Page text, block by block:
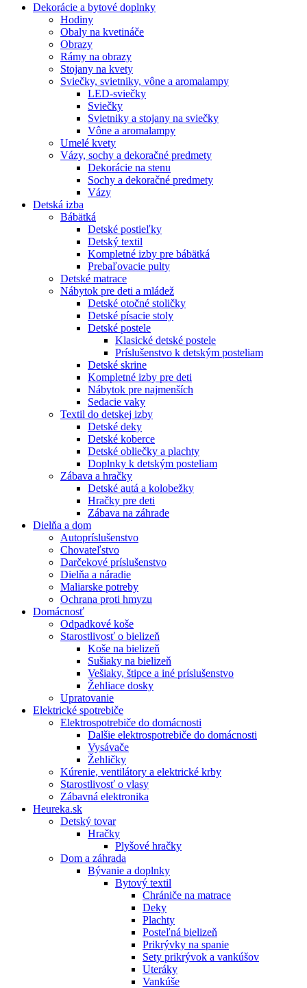
Dekorácie a bytové doplnky
Hodiny
Obaly na kvetináče
Obrazy
Rámy na obrazy
Stojany na kvety
Sviečky, svietniky, vône a aromalampy
LED-sviečky
Sviečky
Svietniky a stojany na sviečky
Vône a aromalampy
Umelé kvety
Vázy, sochy a dekoračné predmety
Dekorácie na stenu
Sochy a dekoračné predmety
Vázy
Detská izba
Bábätká
Detské postieľky
Detský textil
Kompletné izby pre bábätká
Prebaľovacie pulty
Detské matrace
Nábytok pre deti a mládež
Detské otočné stoličky
Detské písacie stoly
Detské postele
Klasické detské postele
Príslušenstvo k detským posteliam
Detské skrine
Kompletné izby pre deti
Nábytok pre najmenších
Sedacie vaky
Textil do detskej izby
Detské deky
Detské koberce
Detské obliečky a plachty
Doplnky k detským posteliam
Zábava a hračky
Detské autá a kolobežky
Hračky pre deti
Zábava na záhrade
Dielňa a dom
Autopríslušenstvo
Chovateľstvo
Darčekové príslušenstvo
Dielňa a náradie
Maliarske potreby
Ochrana proti hmyzu
Domácnosť
Odpadkové koše
Starostlivosť o bielizeň
Koše na bielizeň
Sušiaky na bielizeň
Vešiaky, štipce a iné príslušenstvo
Žehliace dosky
Upratovanie
Elektrické spotrebiče
Elektrospotrebiče do domácnosti
Dalšie elektrospotrebiče do domácnosti
Vysávače
Žehličky
Kúrenie, ventilátory a elektrické krby
Starostlivosť o vlasy
Zábavná elektronika
Heureka.sk
Detský tovar
Hračky
Plyšové hračky
Dom a záhrada
Bývanie a doplnky
Bytový textil
Chrániče na matrace
Deky
Plachty
Posteľná bielizeň
Prikrývky na spanie
Sety prikrývok a vankúšov
Uteráky
Vankúše